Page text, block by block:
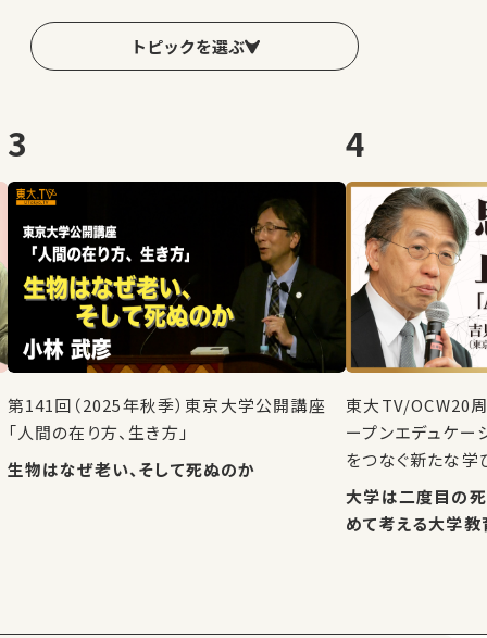
トピックを選ぶ
3
第141回（2025年秋季）東京大学公開講座
「人間の在り方、生き方」
生物はなぜ老い、そして死ぬのか
4
東大TV/OCW20
ープンエデュケー
をつなぐ新たな学
大学は二度目の
めて考える大学